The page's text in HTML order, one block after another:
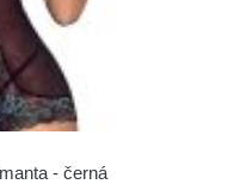
- černá